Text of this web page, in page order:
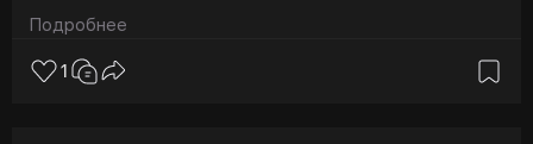
упасть до 71 000 долларов. Чарльз Эдвардс,
основатель фонда Capriole Investments, предупредил,
что неожиданно высокие тарифы со стороны США
могут сильно ударить по рынку.
Подробнее
1